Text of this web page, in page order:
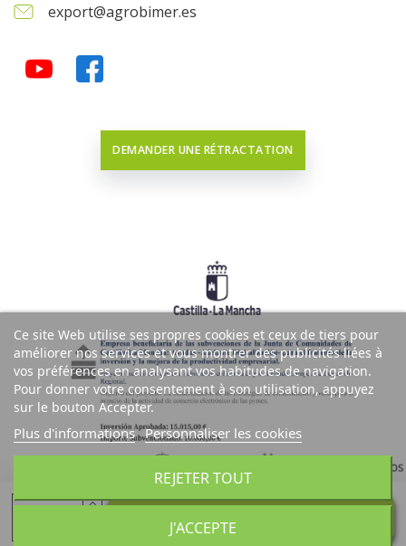
Ce site Web utilise ses propres cookies et ceux de tiers pour
améliorer nos services et vous montrer des publicités liées à
vos préférences en analysant vos habitudes de navigation.
Pour donner votre consentement à son utilisation, appuyez
sur le bouton Accepter.
Plus d'informations Personnaliser les cookies
REJETER TOUT
J'ACCEPTE
export@agrobimer.es
DEMANDER UNE RÉTRACTATION